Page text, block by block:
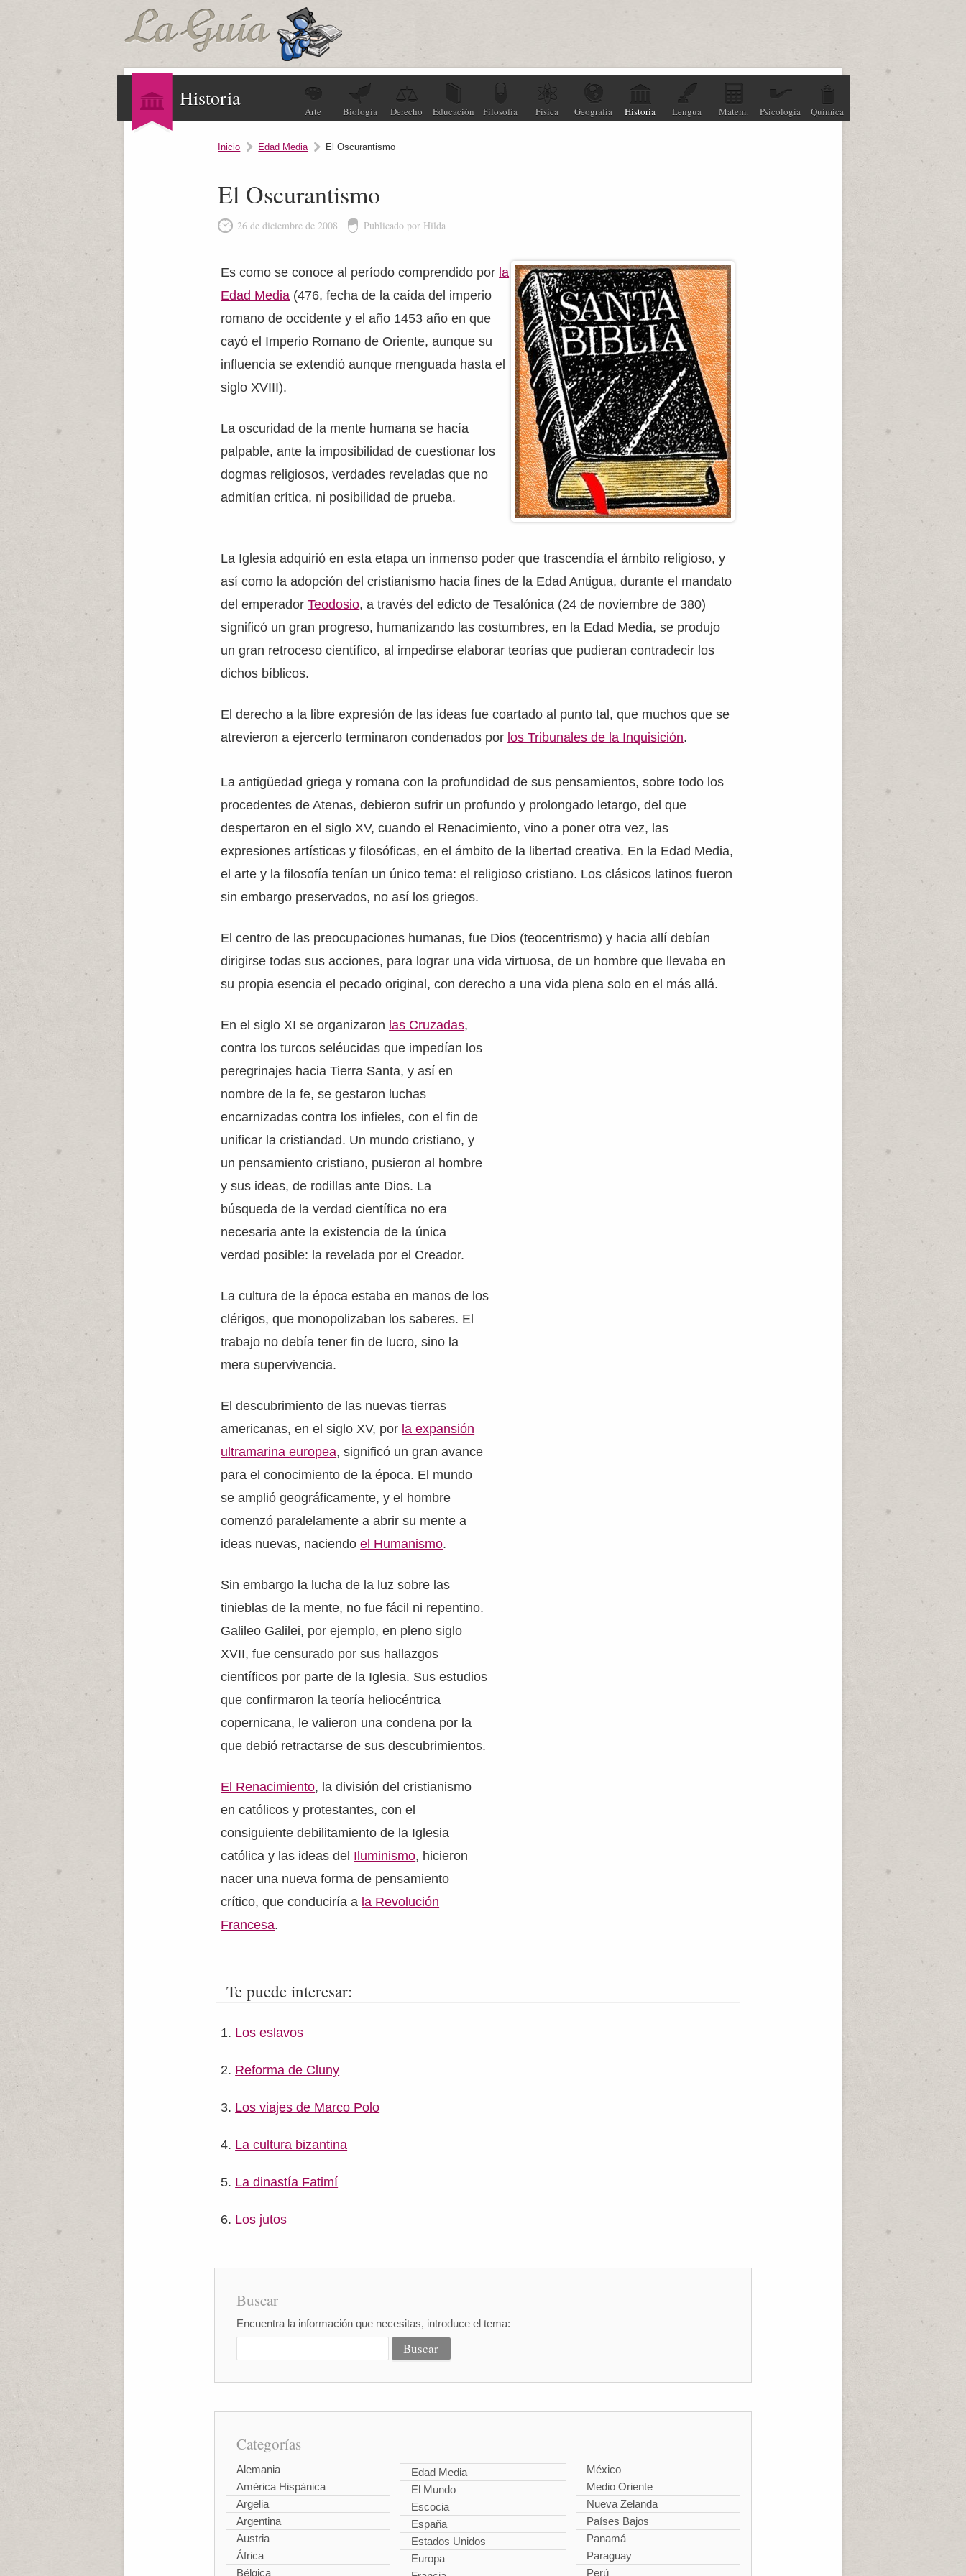
Historia
Arte Biología Derecho Educación Filosofía Física Geografía Historia Lengua Matem. Psicología Química
Inicio Edad Media El Oscurantismo
El Oscurantismo
26 de diciembre de 2008 Publicado por Hilda
Es como se conoce al período comprendido por la
Edad Media (476, fecha de la caída del imperio
romano de occidente y el año 1453 año en que
cayó el Imperio Romano de Oriente, aunque su
influencia se extendió aunque menguada hasta el
siglo XVIII).
La oscuridad de la mente humana se hacía
palpable, ante la imposibilidad de cuestionar los
dogmas religiosos, verdades reveladas que no
admitían crítica, ni posibilidad de prueba.
La Iglesia adquirió en esta etapa un inmenso poder que trascendía el ámbito religioso, y
así como la adopción del cristianismo hacia fines de la Edad Antigua, durante el mandato
del emperadorTeodosio, a través del edicto de Tesalónica (24 de noviembre de 380)
significó un gran progreso, humanizando las costumbres, en la Edad Media, se produjo
un gran retroceso científico, al impedirse elaborar teorías que pudieran contradecir los
dichos bíblicos.
El derecho a la libre expresión de las ideas fue coartado al punto tal, que muchos que se
atrevieron a ejercerlo terminaron condenados por los Tribunales de la Inquisición.
La antigüedad griega y romana con la profundidad de sus pensamientos, sobre todo los
procedentes de Atenas, debieron sufrir un profundo y prolongado letargo, del que
despertaron en el siglo XV, cuando el Renacimiento, vino a poner otra vez, las
expresiones artísticas y filosóficas, en el ámbito de la libertad creativa. En la Edad Media,
el arte y la filosofía tenían un único tema: el religioso cristiano. Los clásicos latinos fueron
sin embargo preservados, no así los griegos.
El centro de las preocupaciones humanas, fue Dios (teocentrismo) y hacia allí debían
dirigirse todas sus acciones, para lograr una vida virtuosa, de un hombre que llevaba en
su propia esencia el pecado original, con derecho a una vida plena solo en el más allá.
En el siglo XI se organizaron las Cruzadas,
contra los turcos seléucidas que impedían los
peregrinajes hacia Tierra Santa, y así en
nombre de la fe, se gestaron luchas
encarnizadas contra los infieles, con el fin de
unificar la cristiandad. Un mundo cristiano, y
un pensamiento cristiano, pusieron al hombre
y sus ideas, de rodillas ante Dios. La
búsqueda de la verdad científica no era
necesaria ante la existencia de la única
verdad posible: la revelada por el Creador.
La cultura de la época estaba en manos de los
clérigos, que monopolizaban los saberes. El
trabajo no debía tener fin de lucro, sino la
mera supervivencia.
El descubrimiento de las nuevas tierras
americanas, en el siglo XV, por la expansión
ultramarina europea, significó un gran avance
para el conocimiento de la época. El mundo
se amplió geográficamente, y el hombre
comenzó paralelamente a abrir su mente a
ideas nuevas, naciendoel Humanismo.
Sin embargo la lucha de la luz sobre las
tinieblas de la mente, no fue fácil ni repentino.
Galileo Galilei, por ejemplo, en pleno siglo
XVII, fue censurado por sus hallazgos
científicos por parte de la Iglesia. Sus estudios
que confirmaron la teoría heliocéntrica
copernicana, le valieron una condena por la
que debió retractarse de sus descubrimientos.
El Renacimiento, la división del cristianismo
en católicos y protestantes, con el
consiguiente debilitamiento de la Iglesia
católica y las ideas del Iluminismo, hicieron
nacer una nueva forma de pensamiento
crítico, que conduciría a la Revolución
Francesa.
Te puede interesar:
Los eslavos
Reforma de Cluny
Los viajes de Marco Polo
La cultura bizantina
La dinastía Fatimí
Los jutos
Buscar
Encuentra la información que necesitas, introduce el tema:
Categorías
Alemania
América Hispánica
Argelia
Argentina
Austria
África
Bélgica
Edad Media
El Mundo
Escocia
España
Estados Unidos
Europa
México
Medio Oriente
Nueva Zelanda
Países Bajos
Panamá
Paraguay
Perú